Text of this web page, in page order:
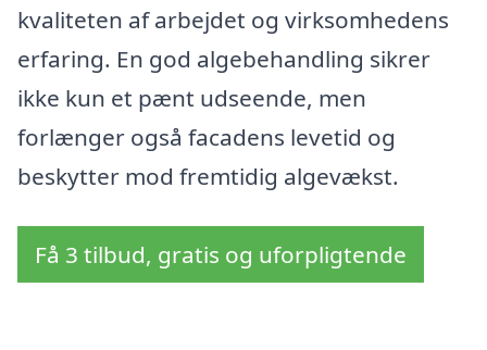
kvaliteten af arbejdet og virksomhedens
erfaring. En god algebehandling sikrer
ikke kun et pænt udseende, men
forlænger også facadens levetid og
beskytter mod fremtidig algevækst.
Få 3 tilbud, gratis og uforpligtende